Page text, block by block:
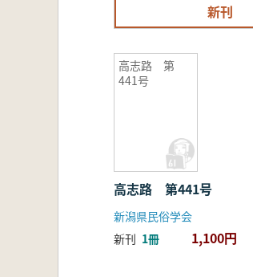
新刊
高志路 第
441号
高志路 第441号
新潟県民俗学会
新刊 1冊 1,100円